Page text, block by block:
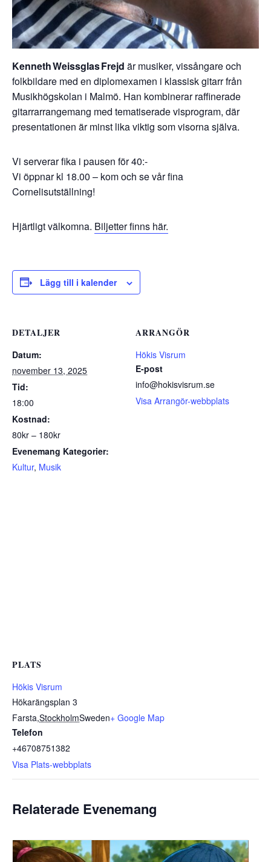
Kenneth Weissglas Frejd är musiker, vissångare och
folkbildare med en diplomexamen i klassisk gitarr från
Musikhögskolan i Malmö. Han kombinerar raffinerade
gitarrarrangemang med tematiserade visprogram, där
presentationen är minst lika viktig som visorna själva.
Vi serverar fika i pausen för 40:-
Vi öppnar kl 18.00 – kom och se vår fina
Cornelisutställning!
Hjärtligt välkomna. Biljetter finns här.
Lägg till i kalender
DETALJER
Datum:
november 13, 2025
Tid:
18:00
Kostnad:
80kr – 180kr
Evenemang Kategorier:
Kultur, Musik
ARRANGÖR
Hökis Visrum
E-post
info@hokisvisrum.se
Visa Arrangör-webbplats
PLATS
Hökis Visrum
Hökarängsplan 3
Farsta,StockholmSweden+ Google Map
Telefon
+46708751382
Visa Plats-webbplats
Relaterade Evenemang